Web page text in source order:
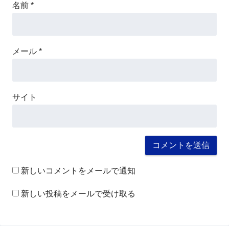
名前 *
メール *
サイト
新しいコメントをメールで通知
新しい投稿をメールで受け取る